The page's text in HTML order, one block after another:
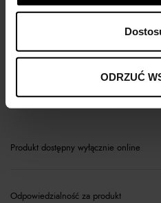
ODRZUĆ
Opis produktu
Produkt dostępny wyłącznie online
Odpowiedzialność za produkt